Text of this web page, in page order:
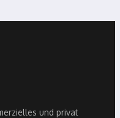
und privat